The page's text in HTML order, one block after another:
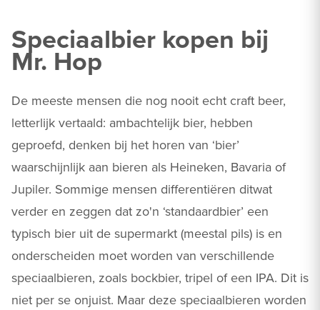
Speciaalbier kopen bij
Mr. Hop
De meeste mensen die nog nooit echt craft beer,
letterlijk vertaald: ambachtelijk bier, hebben
geproefd, denken bij het horen van ‘bier’
waarschijnlijk aan bieren als Heineken, Bavaria of
Jupiler. Sommige mensen differentiëren ditwat
verder en zeggen dat zo'n ‘standaardbier’ een
typisch bier uit de supermarkt (meestal pils) is en
onderscheiden moet worden van verschillende
speciaalbieren, zoals bockbier, tripel of een IPA. Dit is
niet per se onjuist. Maar deze speciaalbieren worden